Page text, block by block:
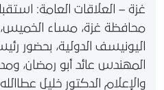
غزة – العلاقات العامة:
محافظة غزة، مساء
اليونيسف الدولية، بحضور
المهندس عائد أبو رمضان،
والإعلام الدكتور خليل